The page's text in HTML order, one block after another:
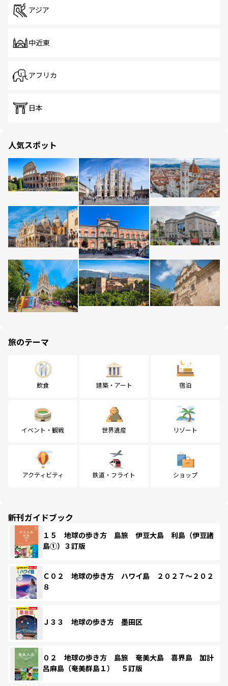
アジア
中近東
アフリカ
日本
人気スポット
旅のテーマ
飲食 建築・アート 宿泊
イベント・観戦 世界遺産 リゾート
アクティビティ 鉄道・フライト ショップ
新刊ガイドブック
１５ 地球の歩き方 島旅 伊豆大島 利島（伊豆諸
島①）３訂版
Ｃ０２ 地球の歩き方 ハワイ島 ２０２７～２０２
８
Ｊ３３ 地球の歩き方 墨田区
０２ 地球の歩き方 島旅 奄美大島 喜界島 加計
呂麻島（奄美群島１） ５訂版